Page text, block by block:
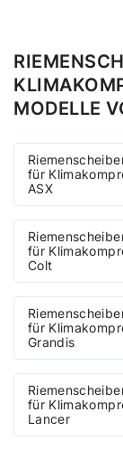
MODELLE
für
ASX
für
Colt
für
Grandis
für
Lancer